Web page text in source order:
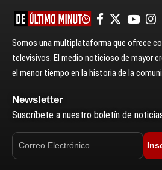
Somos una multiplataforma que ofrece
televisivos. El medio noticioso de mayor
el menor tiempo en la historia de la
Newsletter
Suscríbete a nuestro boletín de